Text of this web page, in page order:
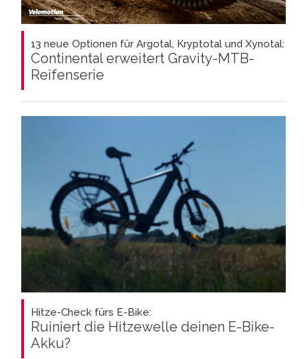
13 neue Optionen für Argotal, Kryptotal und Xynotal:
Continental erweitert Gravity-MTB-
Reifenserie
Hitze-Check fürs E-Bike:
Ruiniert die Hitzewelle deinen E-Bike-
Akku?